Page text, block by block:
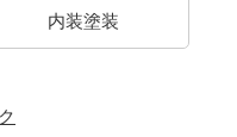
ン・ビル塗装